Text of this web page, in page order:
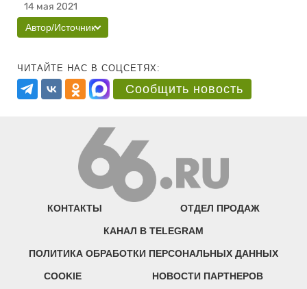
14 мая 2021
Автор/Источник
ЧИТАЙТЕ НАС В СОЦСЕТЯХ:
Сообщить новость
КОНТАКТЫ ОТДЕЛ ПРОДАЖ
КАНАЛ В TELEGRAM
ПОЛИТИКА ОБРАБОТКИ ПЕРСОНАЛЬНЫХ ДАННЫХ
COOKIE НОВОСТИ ПАРТНЕРОВ